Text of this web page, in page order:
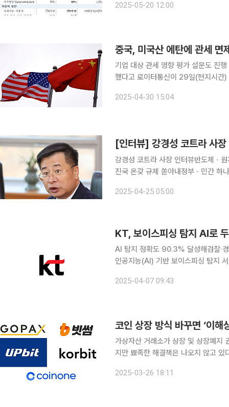
규모 확대 추세는 지난해 하반기에 강
2025-05-20 12:00
중국, 미국산 에탄에 관세
기업 대상 관세 영향 평가 설문도 진행 중국이 미국에서 수입하는 에탄에 대해 125%의 관세를 면제
했다고 로이터통신이 29일(현지시간
는 에탄의 관세를 면제했으며 면제 대
2025-04-30 15:04
강경성 코트라 사장 인터뷰반도체ㆍ
진국 온갖 규제 쏟아내정부ㆍ민간 하나로 움
다. 동종 업계간 경쟁과 협력을 동시
2025-04-25 05:00
KT, 보이스피싱 탐지 AI로
AI 탐지 정확도 90.3% 달성해검찰·경
인공지능(AI) 기반 보이스피싱 탐지
실제 검찰·경찰 사칭 등 고위험 사례
2025-04-07 09:43
코인 상장 방식 바꾸면 ‘이
가상자산 거래소가 상장 및 상장폐지
지만 뾰족한 해결책은 나오지 않고
문이다. 26일 가상자산 업계에
2025-03-26 18:11